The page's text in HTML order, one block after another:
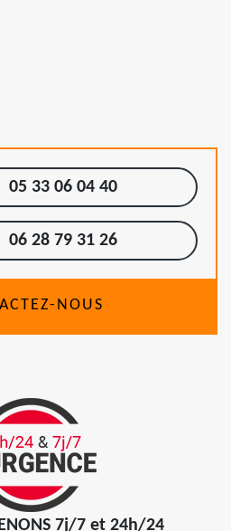
05 33 06 04 40
06 28 79 31 26
NOUS
7j/7 et 24h/24